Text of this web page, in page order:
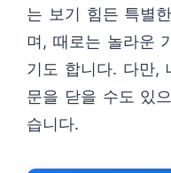
는 보기 힘든 특별
며, 때로는 놀라운
기도 합니다. 다만,
문을 닫을 수도 있
습니다.